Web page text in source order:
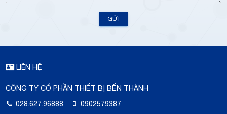
GỬI
LIÊN HỆ
CÔNG TY CỔ PHẦN THIẾT BỊ BẾN THÀNH
028.627.96888
0902579387